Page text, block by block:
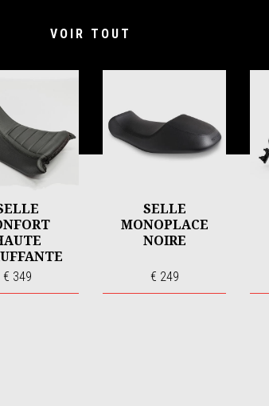
VOIR TOUT
€ 349
SELLE
MONOPLACE
NOIRE
€ 249